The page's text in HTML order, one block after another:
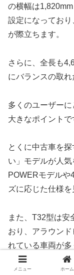
の横幅は
設定になってお
が際立ちます。
さらに、全長も
にバランスの取れ
多くのユーザー
大きなポイントで
とくに中古車を
い」モデルが人
POWERモデルや
ズに応じた仕様を
また、T32型は安
おり、アラウンド
れている車両が
ることができます
メニュー ホーム